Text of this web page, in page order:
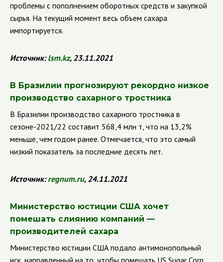
проблемы с пополнением оборотных средств и закупкой
сырья. На текущий момент весь объем сахара
импортируется.
Источник:lsm.kz, 23.11.2021
В Бразилии прогнозируют рекордно низкое
производство сахарного тростника
В Бразилии производство сахарного тростника в
сезоне-2021/22 составит 568,4 млн т, что на 13,2%
меньше, чем годом ранее. Отмечается, что это самый
низкий показатель за последние десять лет.
Источник:regnum.ru, 24.11.2021
Министерство юстиции США хочет
помешать слиянию компаний —
производителей сахара
Министерство юстиции США подало антимонопольный
иск, направленный на то, чтобы помешать US Sugar Corp